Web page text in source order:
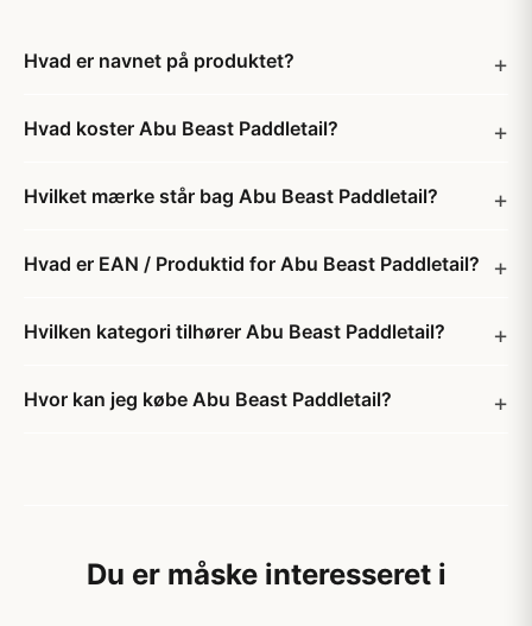
Hvad er navnet på produktet?
Hvad koster Abu Beast Paddletail?
Hvilket mærke står bag Abu Beast Paddletail?
Hvad er EAN / Produktid for Abu Beast Paddletail?
Hvilken kategori tilhører Abu Beast Paddletail?
Hvor kan jeg købe Abu Beast Paddletail?
Du er måske interesseret i